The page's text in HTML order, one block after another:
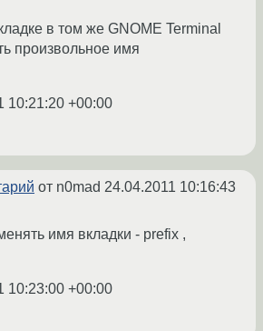
в том же GNOME Terminal
произвольное имя
10:21:20 +00:00
от n0mad 24.04.2011 10:16:43
имя вкладки - prefix ,
10:23:00 +00:00